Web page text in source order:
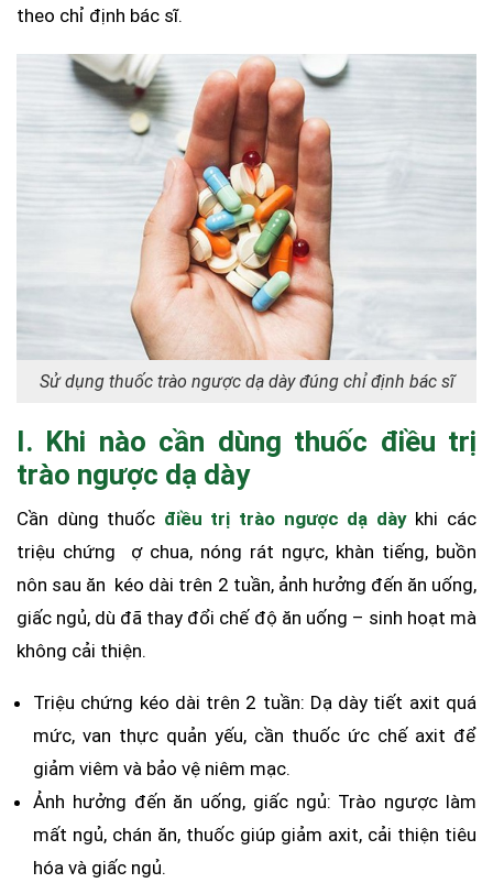
theo chỉ định bác sĩ.
Sử dụng thuốc trào ngược dạ dày đúng chỉ định bác sĩ
I. Khi nào cần dùng thuốc điều trị
trào ngược dạ dày
Cần dùng thuốc điều trị trào ngược dạ dàykhi các
triệu chứng ợ chua, nóng rát ngực, khàn tiếng, buồn
nôn sau ăn kéo dài trên 2 tuần, ảnh hưởng đến ăn uống,
giấc ngủ, dù đã thay đổi chế độ ăn uống – sinh hoạt mà
không cải thiện.
Triệu chứng kéo dài trên 2 tuần: Dạ dày tiết axit quá
mức, van thực quản yếu, cần thuốc ức chế axit để
giảm viêm và bảo vệ niêm mạc.
Ảnh hưởng đến ăn uống, giấc ngủ: Trào ngược làm
mất ngủ, chán ăn, thuốc giúp giảm axit, cải thiện tiêu
hóa và giấc ngủ.